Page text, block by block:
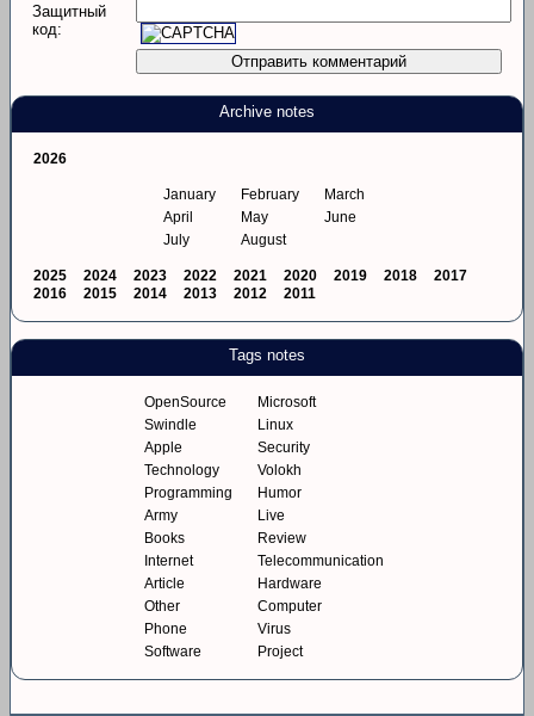
Защитный
код:
Archive notes
2026
January February
March
April
May
June
July
August
2025 2024 2023 2022 2021 2020 2019 2018
2017
2016
2015 2014 2013 2012 2011
Tags notes
OpenSource
Microsoft
Swindle
Linux
Apple
Security
Technology
Volokh
Programming
Humor
Army
Live
Books
Review
Internet
Telecommunication
Article
Hardware
Other
Computer
Phone
Virus
Software
Project